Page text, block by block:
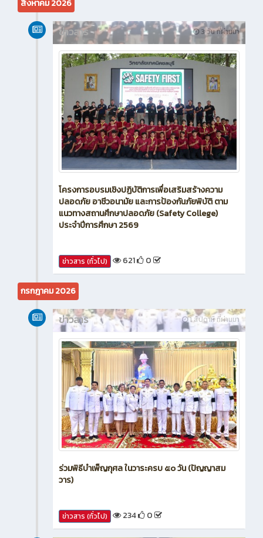
สิงหาคม 2026
3 วัน ที่ผ่านมา
ข่าวสาร
โครงการอบรมเชิงปฏิบัติการเพื่อเสริมสร้างความ
ปลอดภัย อาชีวอนามัย และการป้องกันภัยพิบัติ ตาม
แนวทางสถานศึกษาปลอดภัย (Safety College)
621 0
กรกฎาคม 2026
ข่าวสาร
ร่วมพิธีบำเพ็ญกุศล ในวาระครบ ๕๐ วัน (ปัญญาสม
ข่าวสาร (ทั่วไป) 234 0